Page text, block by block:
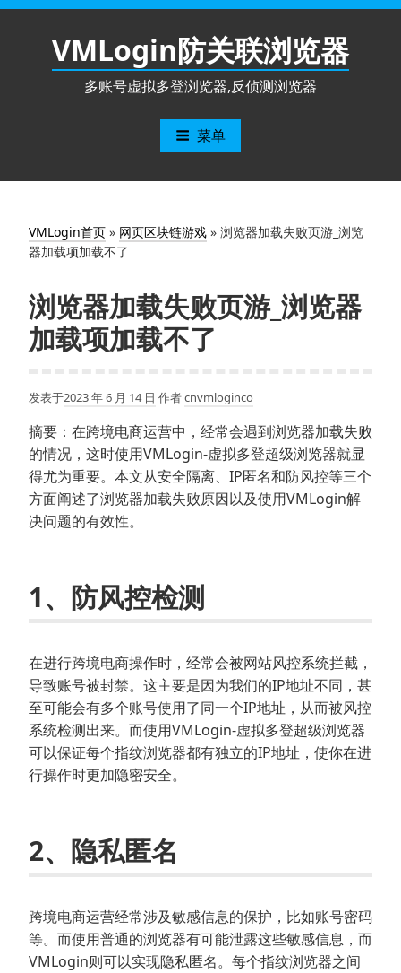
跳
VMLogin防关联浏览器
多账号虚拟多登浏览器,反侦测浏览器
菜单
VMLogin首页 » 网页区块链游戏 » 浏览器加载失败页游_浏览
器加载项加载不了
浏览器加载失败页游_浏览器
加载项加载不了
发表于2023 年 6 月 14 日 作者cnvmloginco
摘要：在跨境电商运营中，经常会遇到浏览器加载失败
的情况，这时使用VMLogin-虚拟多登超级浏览器就显
得尤为重要。本文从安全隔离、IP匿名和防风控等三个
方面阐述了浏览器加载失败原因以及使用VMLogin解
决问题的有效性。
1、防风控检测
在进行跨境电商操作时，经常会被网站风控系统拦截，
导致账号被封禁。这主要是因为我们的IP地址不同，甚
至可能会有多个账号使用了同一个IP地址，从而被风控
系统检测出来。而使用VMLogin-虚拟多登超级浏览器
可以保证每个指纹浏览器都有独立的IP地址，使你在进
行操作时更加隐密安全。
2、隐私匿名
跨境电商运营经常涉及敏感信息的保护，比如账号密码
等。而使用普通的浏览器有可能泄露这些敏感信息，而
VMLogin则可以实现隐私匿名。每个指纹浏览器之间